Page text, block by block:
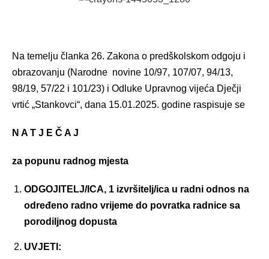
Na temelju članka 26. Zakona o predškolskom odgoju i
obrazovanju (Narodne novine 10/97, 107/07, 94/13,
98/19, 57/22 i 101/23) i Odluke Upravnog vijeća Dječji
vrtić „Stankovci“, dana 15.01.2025. godine raspisuje se
N A T J E Č A J
za popunu radnog mjesta
ODGOJITELJ/ICA, 1 izvršitelj/ica u radni odnos na
određeno radno vrijeme do povratka radnice sa
porodiljnog dopusta
UVJETI: